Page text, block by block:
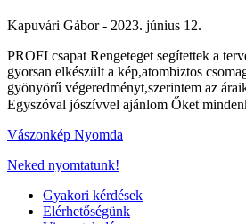
Kapuvári Gábor - 2023. június 12.
PROFI csapat Rengeteget segítettek a
gyorsan elkészült a kép,atombiztos
gyönyörű végeredményt,szerintem az
Egyszóval jószívvel ajánlom Őket
Vászonkép Nyomda
Neked nyomtatunk!
Gyakori kérdések
Elérhetőségünk